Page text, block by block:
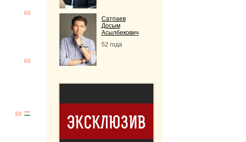
Сатпаев
Досым
Асылбекович
52 года